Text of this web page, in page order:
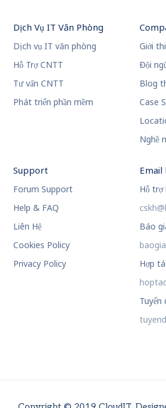
Dịch Vụ IT Văn Phòng
Dịch vụ IT văn phòng
Hỗ Trợ CNTT
Tư vấn CNTT
Phát triển phần mềm
Giới
Đội
Blog
Case
Nghề
Support
Forum Support
Help & FAQ
Liên Hệ
Cookies Policy
Privacy Policy
Email
Hỗ trợ
Báo
Hợp
Tuyển